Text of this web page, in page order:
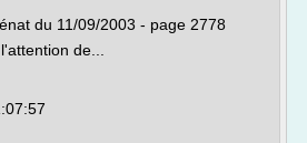
du 11/09/2003 - page 2778
de...